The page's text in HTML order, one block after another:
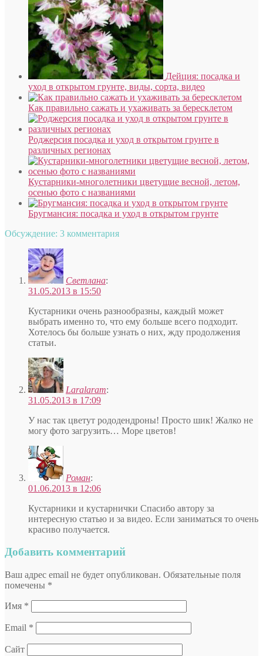
Дейция: посадка и
уход в открытом грунте, виды, сорта, видео
Как правильно сажать и ухаживать за бересклетом
Роджерсия посадка и уход в открытом грунте в
различных регионах
Кустарники-многолетники цветущие весной, летом,
осенью фото с названиями
Бругмансия: посадка и уход в открытом грунте
Обсуждение: 3 комментария
Светлана:
31.05.2013 в 15:50
Кустарники очень разнообразны, каждый может
выбрать именно то, что ему больше всего подходит.
Хотелось бы больше узнать о них, жду продолжения
статьи.
Laralaram:
31.05.2013 в 17:09
У нас так цветут рододендроны! Просто шик! Жалко не
могу фото загрузить… Море цветов!
Роман:
01.06.2013 в 12:06
Кустарники и кустарнички Спасибо автору за
интересную статью и за видео. Если заниматься то очень
красиво получается.
Добавить комментарий
Ваш адрес email не будет опубликован. Обязательные поля
помечены *
Имя *
Email *
Сайт